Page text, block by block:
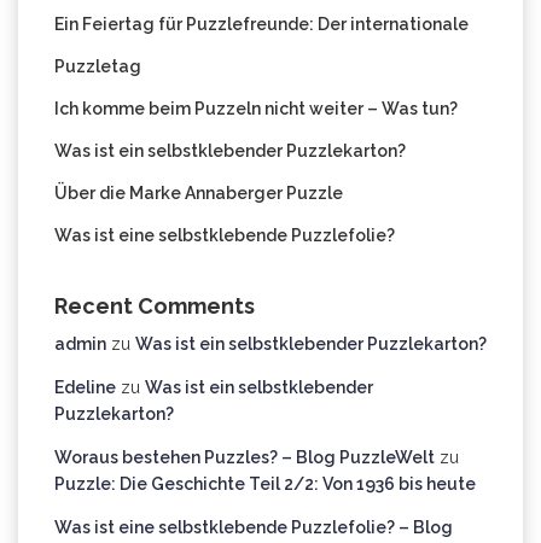
Ein Feiertag für Puzzlefreunde: Der internationale
Puzzletag
Ich komme beim Puzzeln nicht weiter – Was tun?
Was ist ein selbstklebender Puzzlekarton?
Über die Marke Annaberger Puzzle
Was ist eine selbstklebende Puzzlefolie?
Recent Comments
admin zu Was ist ein selbstklebender Puzzlekarton?
Edeline zu Was ist ein selbstklebender
Puzzlekarton?
Woraus bestehen Puzzles? – Blog PuzzleWelt zu
Puzzle: Die Geschichte Teil 2/2: Von 1936 bis heute
Was ist eine selbstklebende Puzzlefolie? – Blog